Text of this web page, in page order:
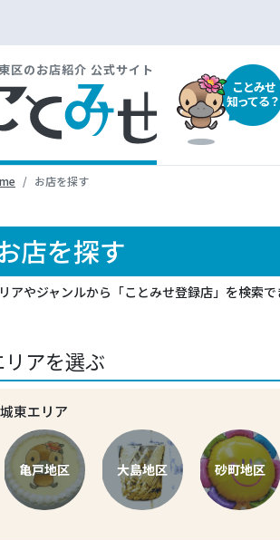
区のお店紹介 公式サイト
ことみせ
知ってる？
お店を探す
店を探す
アやジャンルから「ことみせ登録店」を検索
リアを選ぶ
城東エリア
亀戸地区 大島地区 砂町地区